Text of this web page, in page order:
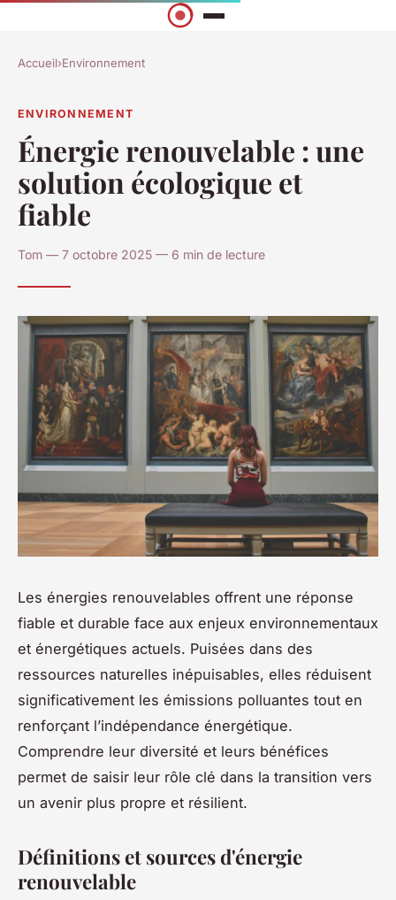
Accueil›Environnement
ENVIRONNEMENT
Énergie renouvelable : une
solution écologique et
fiable
Tom — 7 octobre 2025 — 6 min de lecture
Les énergies renouvelables offrent une réponse
fiable et durable face aux enjeux environnementaux
et énergétiques actuels. Puisées dans des
ressources naturelles inépuisables, elles réduisent
significativement les émissions polluantes tout en
renforçant l’indépendance énergétique.
Comprendre leur diversité et leurs bénéfices
permet de saisir leur rôle clé dans la transition vers
un avenir plus propre et résilient.
Définitions et sources d'énergie
renouvelable